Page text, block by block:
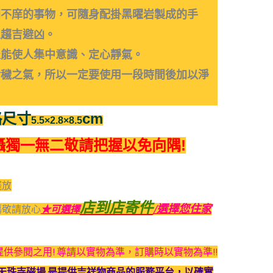
庠的事物，可隨身配掛黑曜岩製成的手
吉避凶。
使人集中意識、定心靜氣。
之氣，所以一定要使用一段時間後加以淨
寸5.5×2.8×8.5cm
獨一無二敬請把握以免向隅!
請放心★可選擇店到店寄件/選擇您住家
參閱之用! 尊請以實物為準，訂購時以實物為準!!